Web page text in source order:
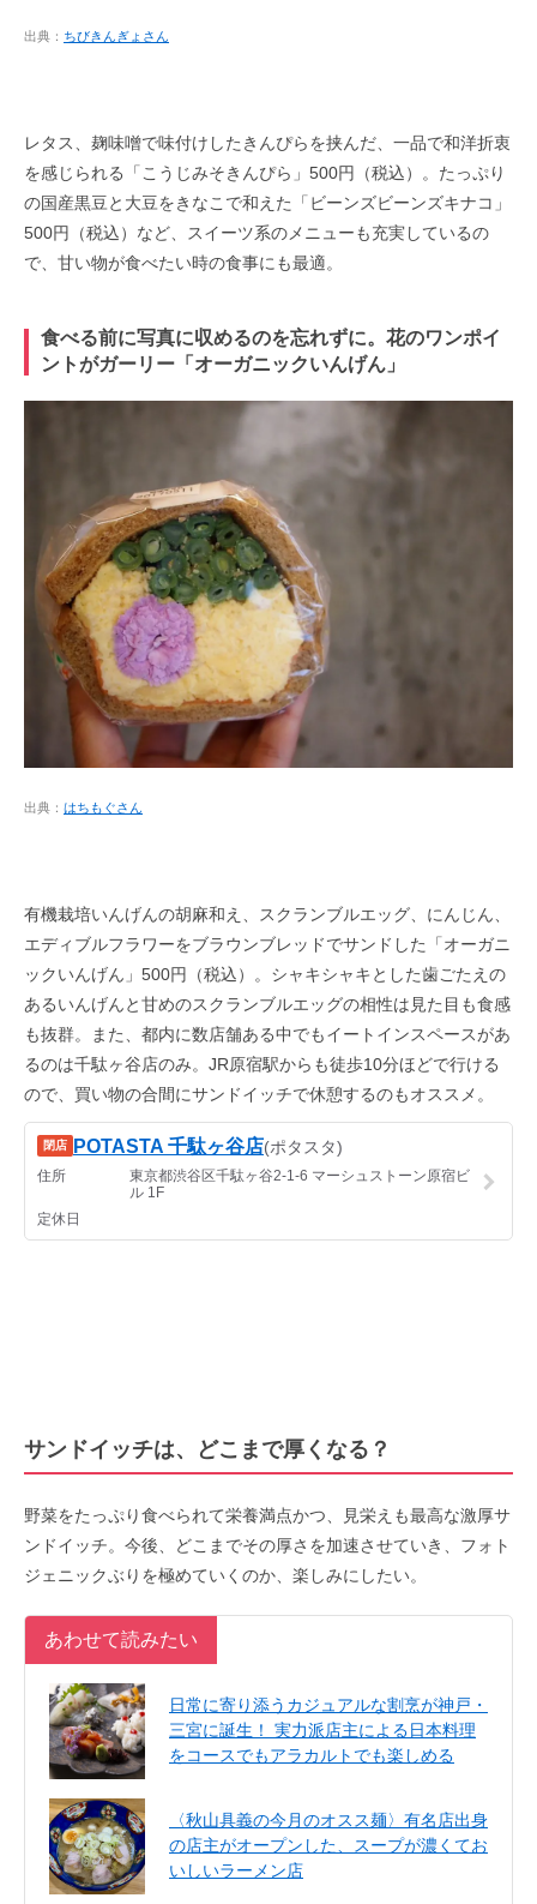
出典： ちびきんぎょさん
レタス、麹味噌で味付けしたきんぴらを挟んだ、一品で和洋折衷
を感じられる「こうじみそきんぴら」500円（税込）。たっぷり
の国産黒豆と大豆をきなこで和えた「ビーンズビーンズキナコ」
500円（税込）など、スイーツ系のメニューも充実しているの
で、甘い物が食べたい時の食事にも最適。
食べる前に写真に収めるのを忘れずに。花のワンポイ
ントがガーリー「オーガニックいんげん」
出典： はちもぐさん
有機栽培いんげんの胡麻和え、スクランブルエッグ、にんじん、
エディブルフラワーをブラウンブレッドでサンドした「オーガニ
ックいんげん」500円（税込）。シャキシャキとした歯ごたえの
あるいんげんと甘めのスクランブルエッグの相性は見た目も食感
も抜群。また、都内に数店舗ある中でもイートインスペースがあ
るのは千駄ヶ谷店のみ。JR原宿駅からも徒歩10分ほどで行ける
ので、買い物の合間にサンドイッチで休憩するのもオススメ。
サンドイッチは、どこまで厚くなる？
野菜をたっぷり食べられて栄養満点かつ、見栄えも最高な激厚サ
ンドイッチ。今後、どこまでその厚さを加速させていき、フォト
ジェニックぶりを極めていくのか、楽しみにしたい。
あわせて読みたい
日常に寄り添うカジュアルな割烹が神戸・
三宮に誕生！ 実力派店主による日本料理
をコースでもアラカルトでも楽しめる
〈秋山具義の今月のオスス麺〉有名店出身
の店主がオープンした、スープが濃くてお
いしいラーメン店